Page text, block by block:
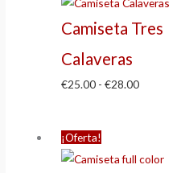
Camiseta Tres
Calaveras
€25.00 - €28.00
¡Oferta!